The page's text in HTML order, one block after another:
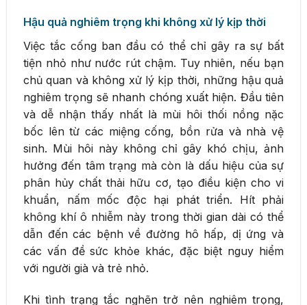
Hậu quả nghiêm trọng khi không xử lý kịp thời
Việc tắc cống ban đầu có thể chỉ gây ra sự bất
tiện nhỏ như nước rút chậm. Tuy nhiên, nếu bạn
chủ quan và không xử lý kịp thời, những hậu quả
nghiêm trọng sẽ nhanh chóng xuất hiện. Đầu tiên
và dễ nhận thấy nhất là mùi hôi thối nồng nặc
bốc lên từ các miệng cống, bồn rửa và nhà vệ
sinh. Mùi hôi này không chỉ gây khó chịu, ảnh
hưởng đến tâm trạng mà còn là dấu hiệu của sự
phân hủy chất thải hữu cơ, tạo điều kiện cho vi
khuẩn, nấm mốc độc hại phát triển. Hít phải
không khí ô nhiễm này trong thời gian dài có thể
dẫn đến các bệnh về đường hô hấp, dị ứng và
các vấn đề sức khỏe khác, đặc biệt nguy hiểm
với người già và trẻ nhỏ.
Khi tình trạng tắc nghẽn trở nên nghiêm trọng,